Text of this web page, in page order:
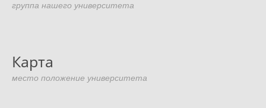
группа нашего университета
Карта
место положение университета